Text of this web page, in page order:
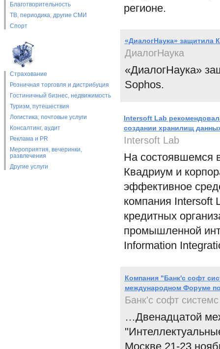
Благотворительность
ТВ, периодика, другие СМИ
Спорт
Страхование
Розничная торговля и дистрибуция
Гостиничный бизнес, недвижимость
Туризм, путешествия
Логистика, почтовые услуги
Консалтинг, аудит
Реклама и PR
Мероприятия, вечеринки,
развлечения
Другие услуги
регионе.
«ДиалогНаука»
ДиалогНаука
«ДиалогНаука»
Sophos.
Intersoft Lab
создании хранилищ
Intersoft Lab
На состоявшемся
Квадриум и
эффективное
компания Intersoft
кредитных
промышленной
Information
Компания "Банк'c cофт
международном Форуме
Банк'с софт системс
…Двенадцатой
Москве 21-23